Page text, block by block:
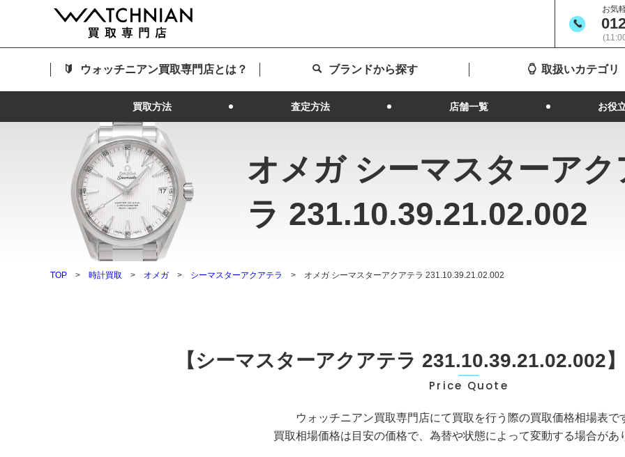
お気
ウォッチニアン買取専門店とは？ ブランドから探す 取扱いカテゴリ
買取方法 査定方法 店舗一覧 お役
オメガ シーマスターアク
ラ 231.10.39.21.02.002
TOP 時計買取 オメガ シーマスターアクアテラ オメガ シーマスターアクアテラ 231.10.39.21.02.002
【シーマスターアクアテラ 231.10.39.21.02.002
Price Quote
ウォッチニアン買取専門店にて買取を行う際の買取価格相場表で
買取相場価格は目安の価格で、為替や状態によって変動する場合があ